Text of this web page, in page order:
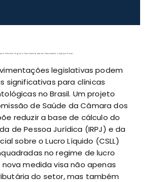
e Odontológicas: Oportunidades de Crescimento e Justiça Fiscal
legislativas podem
significativas para clínicas
no Brasil. Um projeto
de Saúde da Câmara dos
reduzir a base de cálculo do
de Pessoa Jurídica (IRPJ) e da
sobre o Lucro Líquido (CSLL)
no regime de lucro
nova medida visa não apenas
do setor, mas também